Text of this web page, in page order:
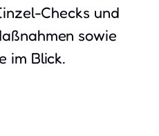
Checks und
sowie
im Blick.